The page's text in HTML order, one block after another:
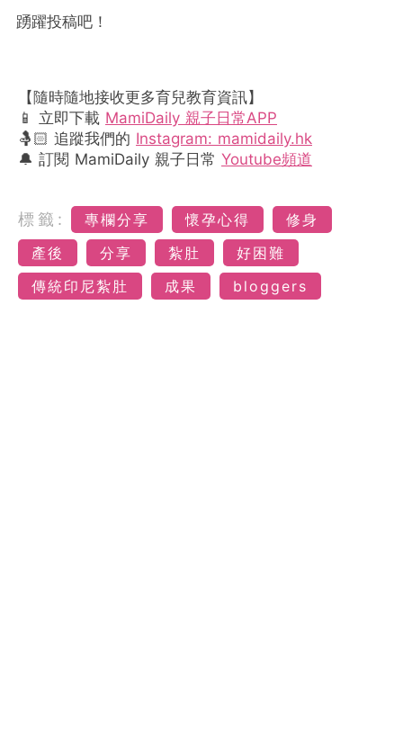
踴躍投稿吧！
【隨時隨地接收更多育兒教育資訊】
📱 立即下載 MamiDaily 親子日常APP
🤱🏻 追蹤我們的 Instagram: mamidaily.hk
🔔 訂閱 MamiDaily 親子日常 Youtube頻道
標籤: 專欄分享 懷孕心得
修身
產後
分享 紮肚
好困難
傳統印尼紮肚
成果 bloggers